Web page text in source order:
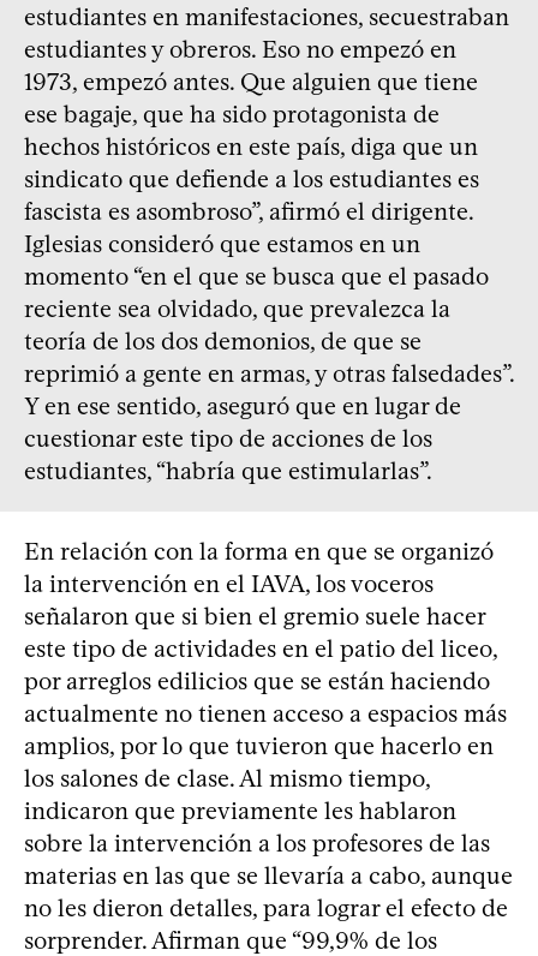
estudiantes en manifestaciones, secuestraban
estudiantes y obreros. Eso no empezó en
1973, empezó antes. Que alguien que tiene
ese bagaje, que ha sido protagonista de
hechos históricos en este país, diga que un
sindicato que defiende a los estudiantes es
fascista es asombroso”, afirmó el dirigente.
Iglesias consideró que estamos en un
momento “en el que se busca que el pasado
reciente sea olvidado, que prevalezca la
teoría de los dos demonios, de que se
reprimió a gente en armas, y otras falsedades”.
Y en ese sentido, aseguró que en lugar de
cuestionar este tipo de acciones de los
estudiantes, “habría que estimularlas”.
En relación con la forma en que se organizó
la intervención en el IAVA, los voceros
señalaron que si bien el gremio suele hacer
este tipo de actividades en el patio del liceo,
por arreglos edilicios que se están haciendo
actualmente no tienen acceso a espacios más
amplios, por lo que tuvieron que hacerlo en
los salones de clase. Al mismo tiempo,
indicaron que previamente les hablaron
sobre la intervención a los profesores de las
materias en las que se llevaría a cabo, aunque
no les dieron detalles, para lograr el efecto de
sorprender. Afirman que “99,9% de los